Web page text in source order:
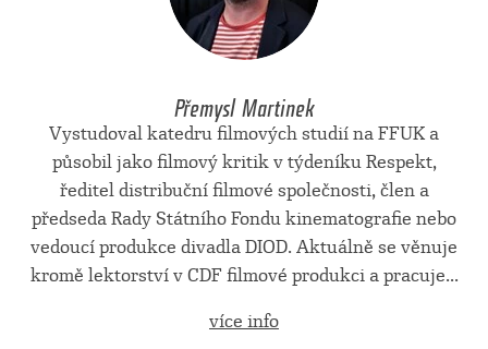
Přemysl Martinek
Vystudoval katedru filmových studií na FFUK a
působil jako filmový kritik v týdeníku Respekt,
ředitel distribuční filmové společnosti, člen a
předseda Rady Státního Fondu kinematografie nebo
vedoucí produkce divadla DIOD. Aktuálně se věnuje
kromě lektorství v CDF filmové produkci a pracuje...
více info